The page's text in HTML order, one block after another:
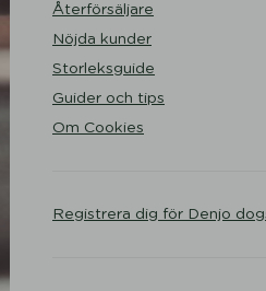
Återförsäljare
Nöjda kunder
Storleksguide
Guider och tips
Om Cookies
Registrera dig för Denjo